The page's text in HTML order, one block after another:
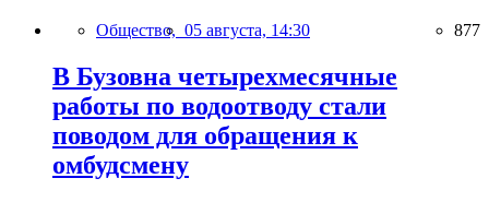
Общество, 05 августа, 14:30 877
В Бузовна четырехмесячные
работы по водоотводу стали
поводом для обращения к
омбудсмену